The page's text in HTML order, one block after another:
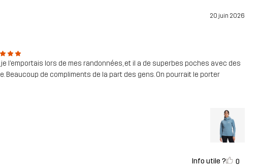
20 juin 2026
l’emportais lors de mes randonnées, et il a de superbes poches avec des
Beaucoup de compliments de la part des gens. On pourrait le porter
Info utile ? 0